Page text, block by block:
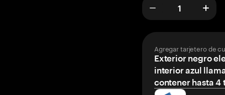
Agregar tarjetero de
Exterior negro
interior azul
contener hasta 4